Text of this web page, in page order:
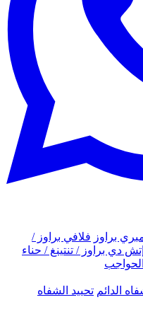
براوز فلافي براوز /
إتش دي براوز / تنتينغ / حناء
الدائم تحييد الشفاه